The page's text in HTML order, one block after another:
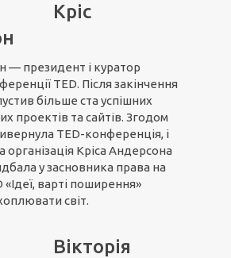
Кріс
— президент і куратор
TED. Після закінчення
більше ста успішних
проектів та сайтів. Згодом
TED-конференція, і
організація Кріса Андерсона
у засновника права на
«Ідеї, варті поширення»
світ.
Вікторія